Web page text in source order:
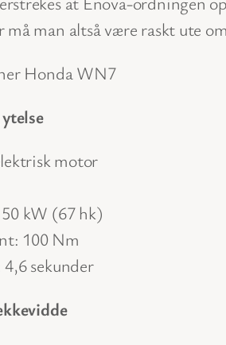
må man altså være raskt ute
Honda WN7
motor
kW (67 hk)
100 Nm
sekunder